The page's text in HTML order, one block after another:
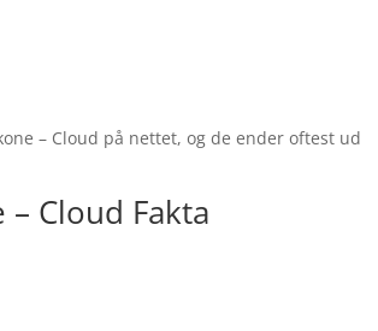
– Cloud på nettet, og de ender oftest ud
– Cloud Fakta